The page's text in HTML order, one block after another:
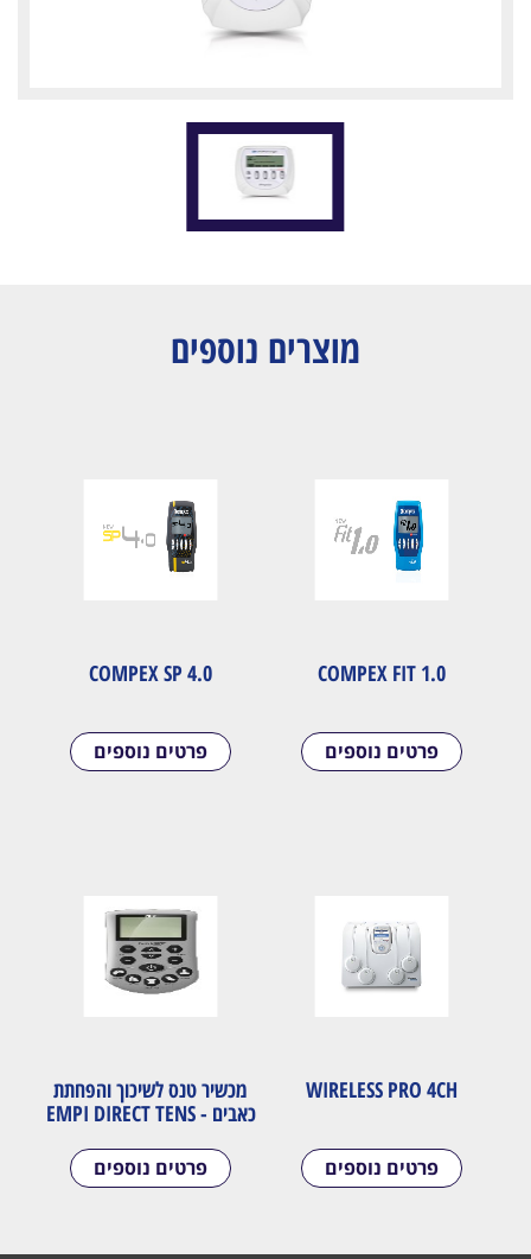
מוצרים נוספים
COMPEX FIT 1.0
פרטים נוספים
COMPEX SP 4.0
פרטים נוספים
WIRELESS PRO 4CH
פרטים נוספים
מכשיר טנס לשיכוך והפחתת
כאבים - EMPI DIRECT TENS
פרטים נוספים